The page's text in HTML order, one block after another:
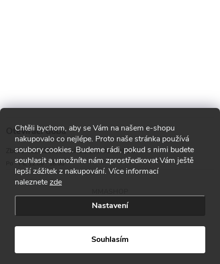
Chtěli bychom, aby se Vám na našem e-shopu
nakupovalo co nejlépe. Proto naše stránka používá
soubory cookies. Budeme rádi, pokud s nimi budete
souhlasit a umožníte nám zprostředkovat Vám ještě
lepší zážitek z nakupování. Více informací
naleznetezde
Nastavení
Souhlasím
Otevírací doba
Zborovská 1287, Smíchov, 150 00 Praha 5
Po - Pá: 12:00 - 18:00